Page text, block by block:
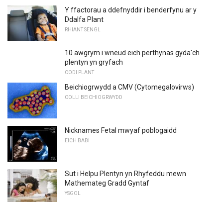
Y ffactorau a ddefnyddir i benderfynu ar y
Ddalfa Plant
RHIANT SENGL
10 awgrym i wneud eich perthynas gyda'ch
plentyn yn gryfach
CODI PLANT
Beichiogrwydd a CMV (Cytomegalovirws)
COLLI BEICHIOGRWYDD
Nicknames Fetal mwyaf poblogaidd
EICH BABI
Sut i Helpu Plentyn yn Rhyfeddu mewn
Mathemateg Gradd Gyntaf
YSGOL